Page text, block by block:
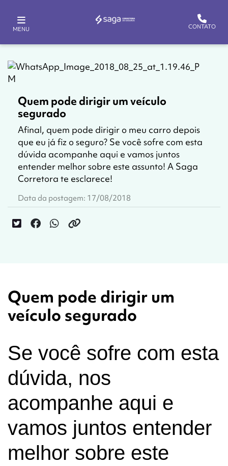
MENU CONTATO
Quem pode dirigir um veículo
segurado
Afinal, quem pode dirigir o meu carro depois
que eu já fiz o seguro? Se você sofre com esta
dúvida acompanhe aqui e vamos juntos
entender melhor sobre este assunto! A Saga
Corretora te esclarece!
Data da postagem: 17/08/2018
Quem pode dirigir um
veículo segurado
Se você sofre com esta
dúvida, nos
acompanhe aqui e
vamos juntos entender
melhor sobre este